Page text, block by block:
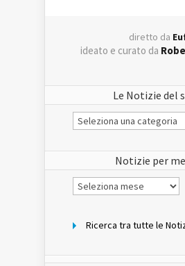
diretto da
ideato e curato da
Le Notizie del
Le
Notizie
Notizie per
Notizie
per
Ricerca tra tutte le